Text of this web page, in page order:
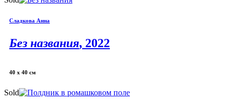
Сладкова Анна
Без названия, 2022
40 х 40 см
Sold